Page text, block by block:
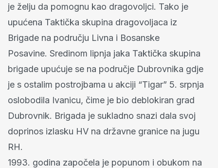
je želju da pomognu kao dragovoljci. Tako je
upućena Taktička skupina dragovoljaca iz
Brigade na području Livna i Bosanske
Posavine. Sredinom lipnja jaka Taktička skupina
brigade upućuje se na područje Dubrovnika gdje
je s ostalim postrojbama u akciji “Tigar” 5. srpnja
oslobodila Ivanicu, čime je bio deblokiran grad
Dubrovnik. Brigada je sukladno snazi ​​dala svoj
doprinos izlasku HV na državne granice na jugu
RH.
1993. godina započela je popunom i obukom na